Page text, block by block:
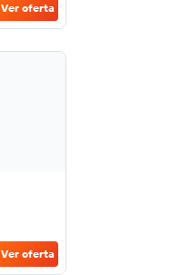
Ver oferta
Ver oferta